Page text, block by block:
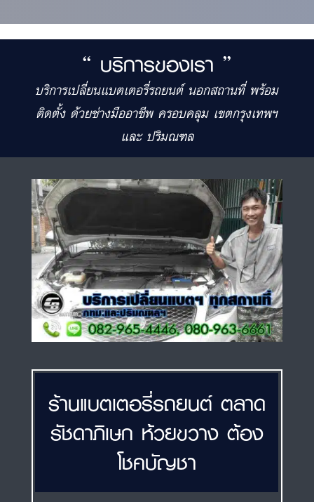
“ บริการของเรา ”
บริการเปลี่ยนแบตเตอรี่รถยนต์ นอกสถานที่ พร้อม
ติดตั้ง ด้วยช่างมืออาชีพ ครอบคลุม เขตกรุงเทพฯ
และ ปริมณฑล
ร้านแบตเตอรี่รถยนต์ ตลาด
รัชดาภิเษก ห้วยขวาง ต้อง
โชคบัญชา